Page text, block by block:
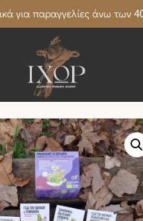
για παραγγελίες άνω των